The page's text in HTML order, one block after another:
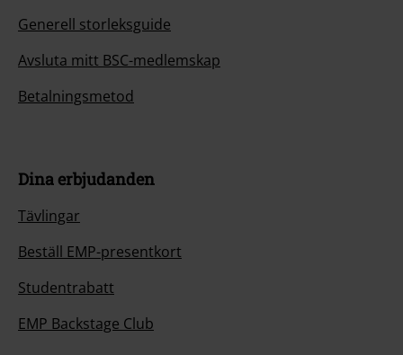
Generell storleksguide
Avsluta mitt BSC-medlemskap
Betalningsmetod
Dina erbjudanden
Tävlingar
Beställ EMP-presentkort
Studentrabatt
EMP Backstage Club